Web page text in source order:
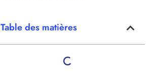
Table des matières